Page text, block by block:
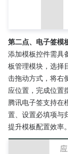
第二点、电子签模
添加模板控件需具
板管理模块，选择
击拖动方式，将右
应位置，完成位置
腾讯电子签支持在
置、设置必填项与
提升模板配置效率。